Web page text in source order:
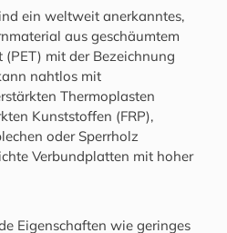
ein weltweit anerkanntes,
aus geschäumtem
mit der Bezeichnung
nahtlos mit
Thermoplasten
Kunststoffen (FRP),
oder Sperrholz
Verbundplatten mit hoher
Eigenschaften wie geringes